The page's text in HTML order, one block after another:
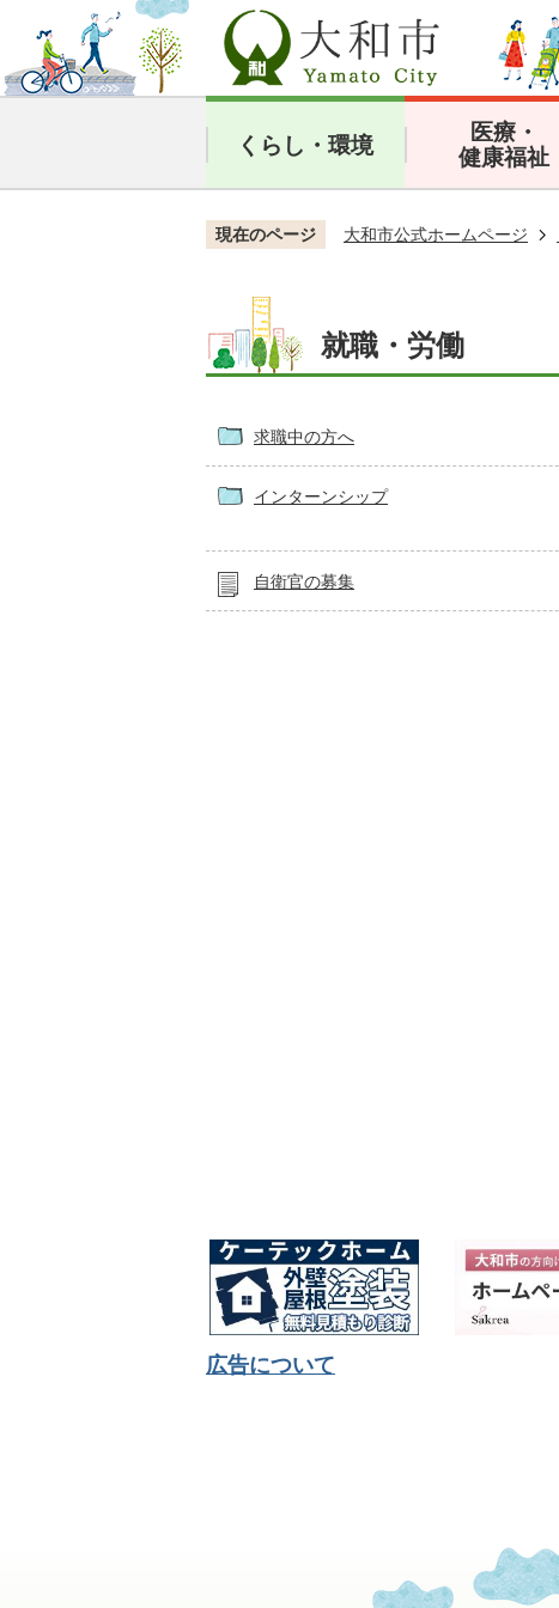
くらし・環境
医療・
健康福祉
現在のページ 大和市公式ホームページ
就職・労働
求職中の方へ
インターンシップ
自衛官の募集
広告について